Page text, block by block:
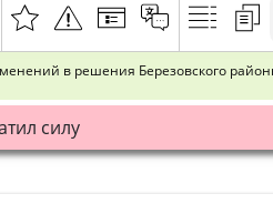
в решения Березовского
силу